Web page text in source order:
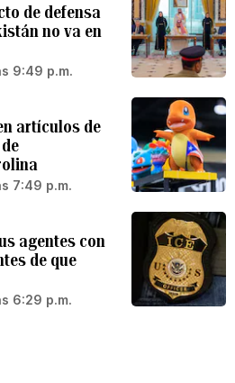
de defensa
no va en
9:49 p.m.
artículos de
7:49 p.m.
agentes con
de que
6:29 p.m.